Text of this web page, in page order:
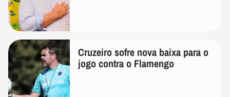
Cruzeiro sofre nova baixa para o
jogo contra o Flamengo